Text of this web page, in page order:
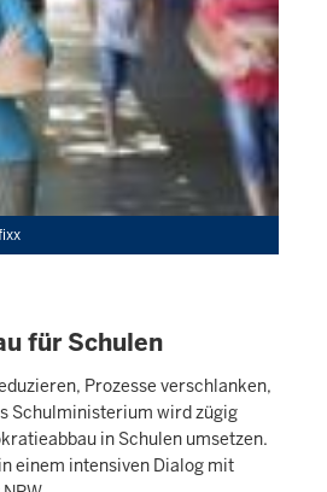
für Schulen
Prozesse verschlanken,
Schulministerium wird zügig
in Schulen umsetzen.
einem intensiven Dialog mit